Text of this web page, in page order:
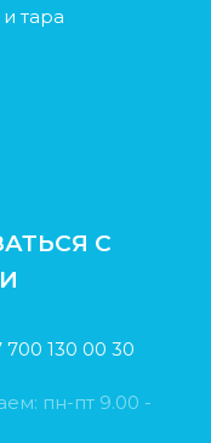
тара
С
700 130 00 30
пн-пт 9.00 -